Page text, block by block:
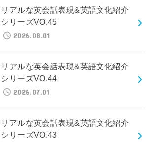
リアルな英会話表現&英語文化紹介
シリーズVO.45
2026.08.01
リアルな英会話表現&英語文化紹介
シリーズVO.44
2026.07.01
リアルな英会話表現&英語文化紹介
シリーズVO.43